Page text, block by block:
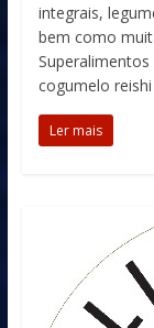
integrais,
bem como
cogumelo reishi
Ler mais